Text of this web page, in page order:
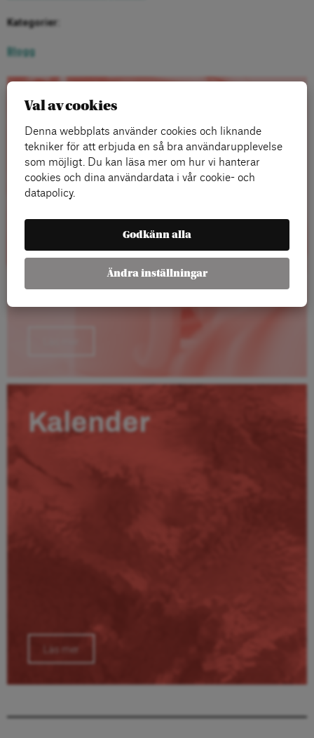
Kategorier:
Blogg
Rapporter
Kalender
Läs mer
Val av cookies
Denna webbplats använder cookies och liknande
tekniker för att erbjuda en så bra användarupplevelse
som möjligt. Du kan läsa mer om hur vi hanterar
cookies och dina användardata i vår cookie- och
datapolicy.
Godkänn alla
Ändra inställningar